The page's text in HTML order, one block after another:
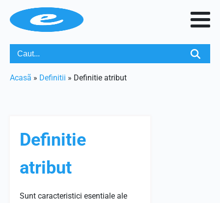
Acasã » Definitii » Definitie atribut
Definitie
atribut
Sunt caracteristici esentiale ale